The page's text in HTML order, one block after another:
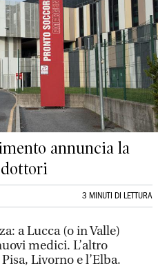
annuncia la
3 MINUTI DI LETTURA
a Lucca (o in Valle)
medici. L’altro
Livorno e l’Elba.